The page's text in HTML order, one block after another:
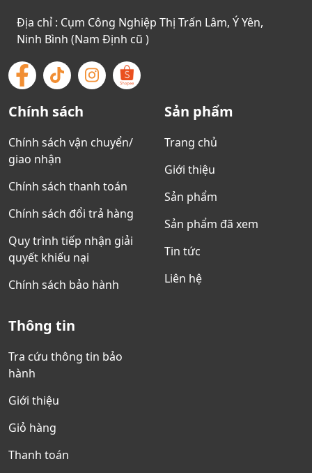
Địa chỉ : Cụm Công Nghiệp Thị Trấn Lâm, Ý Yên,
Ninh Bình (Nam Định cũ )
Chính sách
Chính sách vận chuyển/
giao nhận
Chính sách thanh toán
Chính sách đổi trả hàng
Quy trình tiếp nhận giải
quyết khiếu nại
Chính sách bảo hành
Sản phẩm
Trang chủ
Giới thiệu
Sản phẩm
Sản phẩm đã xem
Tin tức
Liên hệ
Thông tin
Tra cứu thông tin bảo
hành
Giới thiệu
Giỏ hàng
Thanh toán